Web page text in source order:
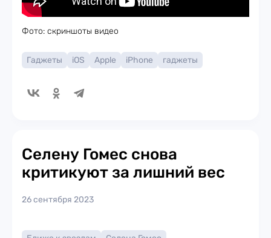
Фото: скриншоты видео
Гаджеты iOS Apple iPhone гаджеты
Селену Гомес снова
критикуют за лишний вес
26 сентября 2023